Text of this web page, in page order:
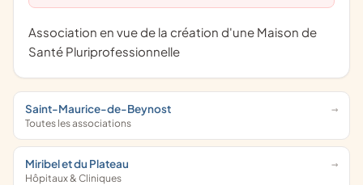
association en vue de la création d'une Maison de
Santé Pluriprofessionnelle
Saint-Maurice-de-Beynost
Toutes les associations
Miribel et du Plateau
Hôpitaux & Cliniques